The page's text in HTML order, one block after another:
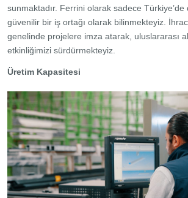
sunmaktadır. Ferrini olarak sadece
güvenilir bir iş ortağı olarak bilinmekteyiz.
genelinde projelere imza atarak, uluslararası
etkinliğimizi sürdürmekteyiz.
Üretim Kapasitesi